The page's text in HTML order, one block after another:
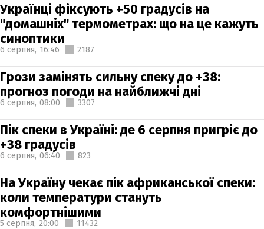
Українці фіксують +50 градусів на
"домашніх" термометрах: що на це кажуть
синоптики
6 серпня, 16:46 2187
Грози замінять сильну спеку до +38:
прогноз погоди на найближчі дні
6 серпня, 08:00 3307
Пік спеки в Україні: де 6 серпня пригріє до
+38 градусів
6 серпня, 06:40 823
На Україну чекає пік африканської спеки:
коли температури стануть
комфортнішими
5 серпня, 20:00 11432